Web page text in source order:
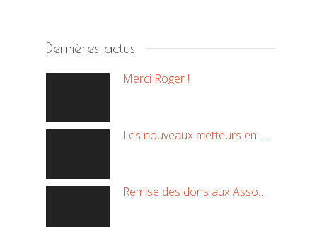
Dernières actus
Merci Roger !
Les nouveaux metteurs en scène !
Remise des dons aux Associations